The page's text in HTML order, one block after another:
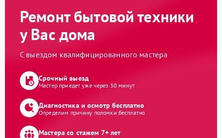
Ремонт бытовой техники
у Вас дома
С выездом квалифицированного мастера
Срочный выезд
Мастер приедет уже через 30 минут
Диагностика и осмотр бесплатно
Определим причину поломки бесплатно
Мастера со стажем 7+ лет